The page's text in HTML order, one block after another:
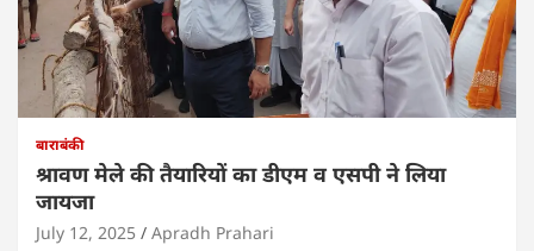
बाराबंकी
श्रावण मेले की तैयारियों का डीएम व एसपी ने लिया
जायजा
July 12, 2025 Apradh Prahari